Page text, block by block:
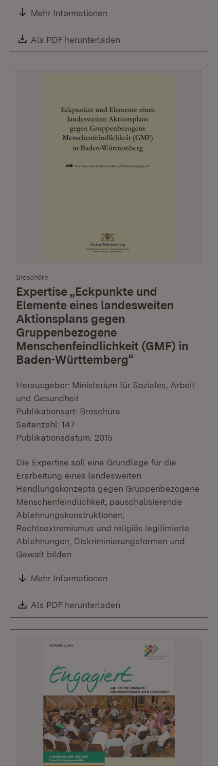
Mehr Informationen
Download:
Als PDF herunterladen
Broschüre
Expertise „Eckpunkte und
Elemente eines landesweiten
Aktionsplans gegen
Gruppenbezogene
Menschenfeindlichkeit (GMF) in
Baden-Württemberg“
Herausgeber: Ministerium für Soziales, Arbeit
und Gesundheit
Publikationsart: Broschüre
Seitenzahl: 147
Publikationsdatum: 2015
Die Expertise soll eine Grundlage für die
Erarbeitung eines landesweiten
Handlungskonzepts gegen Gruppenbezogene
Menschenfeindlichkeit, pauschalisierende
Ablehnungskonstruktionen,
Rechtsextremismus und religiös legitimierte
Ablehnungen, Diskriminierungsformen und
Gewalt bilden.
Mehr Informationen
Download:
Als PDF herunterladen